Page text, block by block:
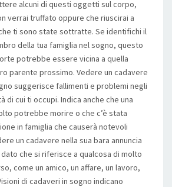
alcuni di questi oggetti sul corpo,
verrai truffato oppure che riuscirai a
ti sono state sottratte. Se identifichi il
della tua famiglia nel sogno, questo
potrebbe essere vicina a quella
parente prossimo. Vedere un cadavere
suggerisce fallimenti e problemi negli
di cui ti occupi. Indica anche che una
potrebbe morire o che c’è stata
in famiglia che causerà notevoli
un cadavere nella sua bara annuncia
che si riferisce a qualcosa di molto
come un amico, un affare, un lavoro,
di cadaveri in sogno indicano